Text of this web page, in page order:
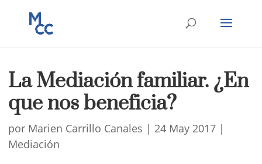
La Mediación familiar. ¿En
que nos beneficia?
por Marien Carrillo Canales | 24 May 2017|
Mediación